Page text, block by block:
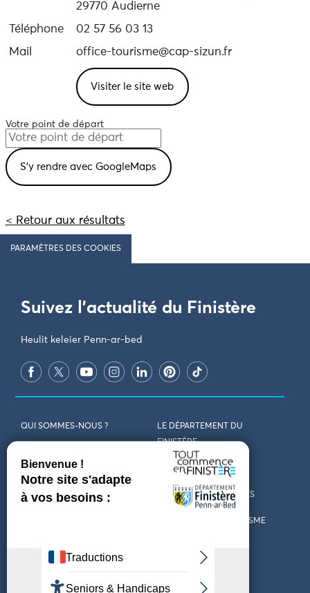
29770 Audierne
Téléphone
02 57 56 03 13
Mail
office-tourisme@cap-sizun.fr
Visiter le site web
Votre point de départ
< Retour aux résultats
PARAMÈTRES DES COOKIES
Suivez l'actualité du Finistère
Heulit keleier Penn-ar-bed
QUI SOMMES-NOUS ?
LE DÉPARTEMENT DU
FINISTÈRE
REJOIGNEZ-NOUS VENIR EN FINISTÈRE
CONTACT CARTES ET BROCHURES
LES OFFICES DE TOURISME
D’ACCESSIBILITÉ